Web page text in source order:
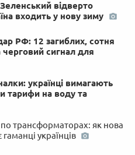
відверто
входить у нову зиму
РФ: 12 загиблих, сотня
сигнал для
українці вимагають
тарифи на воду та
трансформаторах: як нова
українців